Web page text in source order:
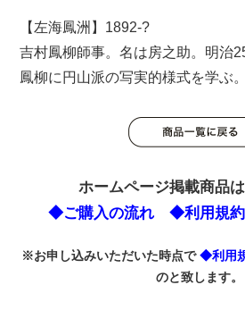
【左海鳳洲】1892-?
吉村鳳柳師事。名は房之助。明治
鳳柳に円山派の写実的様式を学ぶ。
ホームページ掲載商品
◆ご購入の流れ
◆利用規約
※お申し込みいただいた時点で◆利用
のと致します。